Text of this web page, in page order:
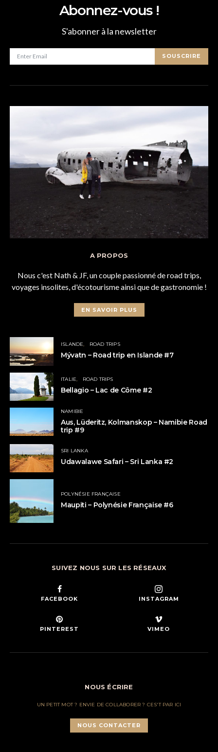
Abonnez-vous !
S'abonner à la newsletter
SOUSCRIRE
A PROPOS
Nous c'est Nath & JF, un couple passionné de road trips,
voyages insolites, d'écotourisme ainsi que de gastronomie !
EN SAVOIR PLUS
ISLANDE ROAD TRIPS
Mývatn – Road trip en Islande #7
ITALIE ROAD TRIPS
Bellagio – Lac de Côme #2
NAMIBIE
Aus, Lüderitz, Kolmanskop – Namibie Road
trip #9
SRI LANKA
Udawalawe Safari – Sri Lanka #2
POLYNÉSIE FRANÇAISE
Maupiti – Polynésie Française #6
SUIVEZ NOUS SUR LES RÉSEAUX
FACEBOOK INSTAGRAM
PINTEREST VIMEO
NOUS ÉCRIRE
UN PETIT MOT ? ENVIE DE COLLABORER ? CES'T PAR ICI
NOUS CONTACTER